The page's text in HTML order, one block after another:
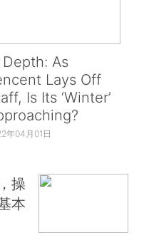
Depth: As
Lays Off
Is Its ‘Winter’
年04月01日
操
本